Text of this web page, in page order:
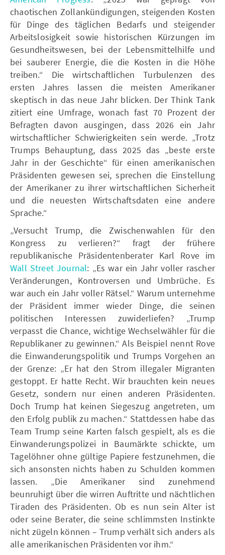
chaotischen Zollankündigungen, steigenden Kosten
für Dinge des täglichen Bedarfs und steigender
Arbeitslosigkeit sowie historischen Kürzungen im
Gesundheitswesen, bei der Lebensmittelhilfe und
bei sauberer Energie, die die Kosten in die Höhe
treiben.“ Die wirtschaftlichen Turbulenzen des
ersten Jahres lassen die meisten Amerikaner
skeptisch in das neue Jahr blicken. Der Think Tank
zitiert eine Umfrage, wonach fast 70 Prozent der
Befragten davon ausgingen, dass 2026 ein Jahr
wirtschaftlicher Schwierigkeiten sein werde. „Trotz
Trumps Behauptung, dass 2025 das „beste erste
Jahr in der Geschichte“ für einen amerikanischen
Präsidenten gewesen sei, sprechen die Einstellung
der Amerikaner zu ihrer wirtschaftlichen Sicherheit
und die neuesten Wirtschaftsdaten eine andere
Sprache.“
„Versucht Trump, die Zwischenwahlen für den
Kongress zu verlieren?“ fragt der frühere
republikanische Präsidentenberater Karl Rove im
Wall Street Journal: „Es war ein Jahr voller rascher
Veränderungen, Kontroversen und Umbrüche. Es
war auch ein Jahr voller Rätsel.“ Warum unternehme
der Präsident immer wieder Dinge, die seinen
politischen Interessen zuwiderliefen? „Trump
verpasst die Chance, wichtige Wechselwähler für die
Republikaner zu gewinnen.“ Als Beispiel nennt Rove
die Einwanderungspolitik und Trumps Vorgehen an
der Grenze: „Er hat den Strom illegaler Migranten
gestoppt. Er hatte Recht. Wir brauchten kein neues
Gesetz, sondern nur einen anderen Präsidenten.
Doch Trump hat keinen Siegeszug angetreten, um
den Erfolg publik zu machen.“ Stattdessen habe das
Team Trump seine Karten falsch gespielt, als es die
Einwanderungspolizei in Baumärkte schickte, um
Tagelöhner ohne gültige Papiere festzunehmen, die
sich ansonsten nichts haben zu Schulden kommen
lassen. „Die Amerikaner sind zunehmend
beunruhigt über die wirren Auftritte und nächtlichen
Tiraden des Präsidenten. Ob es nun sein Alter ist
oder seine Berater, die seine schlimmsten Instinkte
nicht zügeln können – Trump verhält sich anders als
alle amerikanischen Präsidenten vor ihm.“